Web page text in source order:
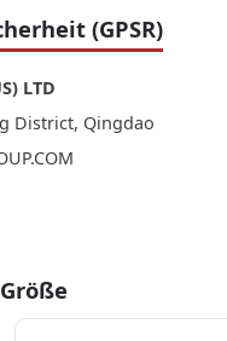
(GPSR)
LTD
District, Qingdao